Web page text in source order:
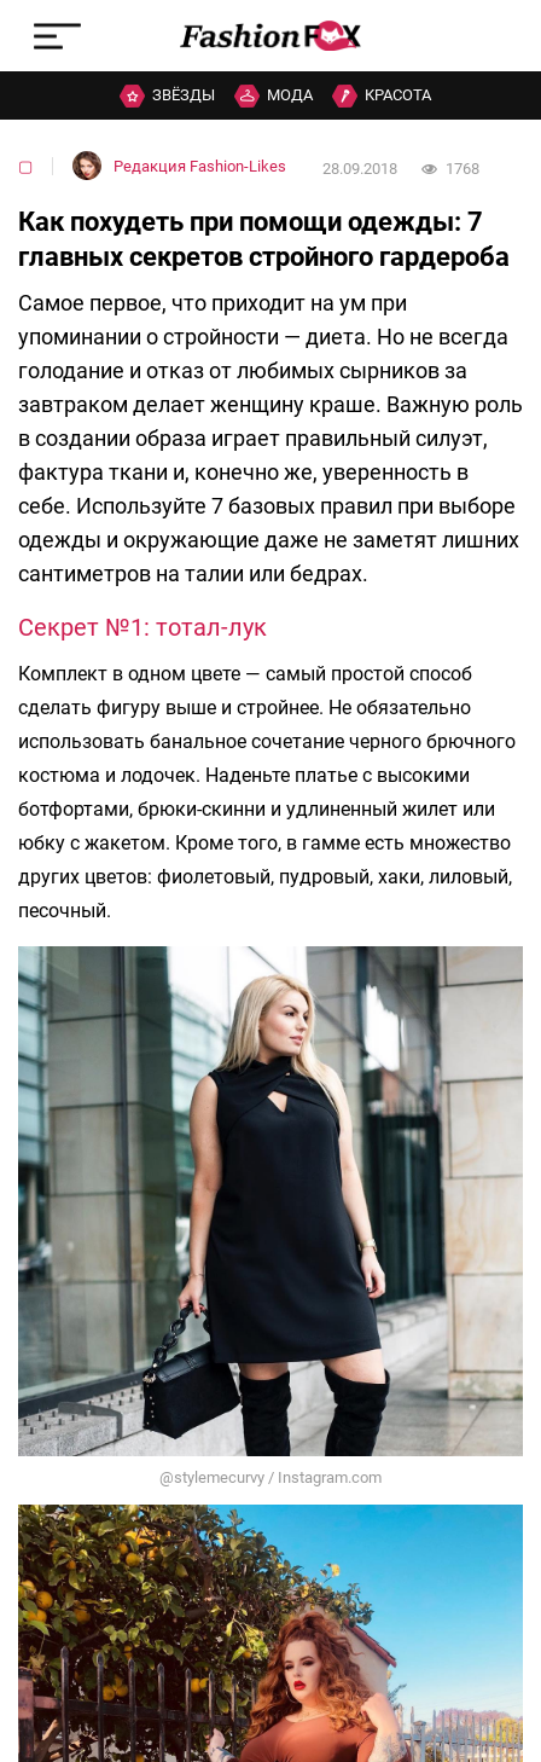
ЗВЁЗДЫ МОДА КРАСОТА
▢ Редакция Fashion-Likes 28.09.2018 1768
Как похудеть при помощи одежды: 7
главных секретов стройного гардероба
Самое первое, что приходит на ум при
упоминании о стройности — диета. Но не всегда
голодание и отказ от любимых сырников за
завтраком делает женщину краше. Важную роль
в создании образа играет правильный силуэт,
фактура ткани и, конечно же, уверенность в
себе. Используйте 7 базовых правил при выборе
одежды и окружающие даже не заметят лишних
сантиметров на талии или бедрах.
Секрет №1: тотал-лук
Комплект в одном цвете — самый простой способ
сделать фигуру выше и стройнее. Не обязательно
использовать банальное сочетание черного брючного
костюма и лодочек. Наденьте платье с высокими
ботфортами, брюки-скинни и удлиненный жилет или
юбку с жакетом. Кроме того, в гамме есть множество
других цветов: фиолетовый, пудровый, хаки, лиловый,
песочный.
@stylemecurvy / Instagram.com